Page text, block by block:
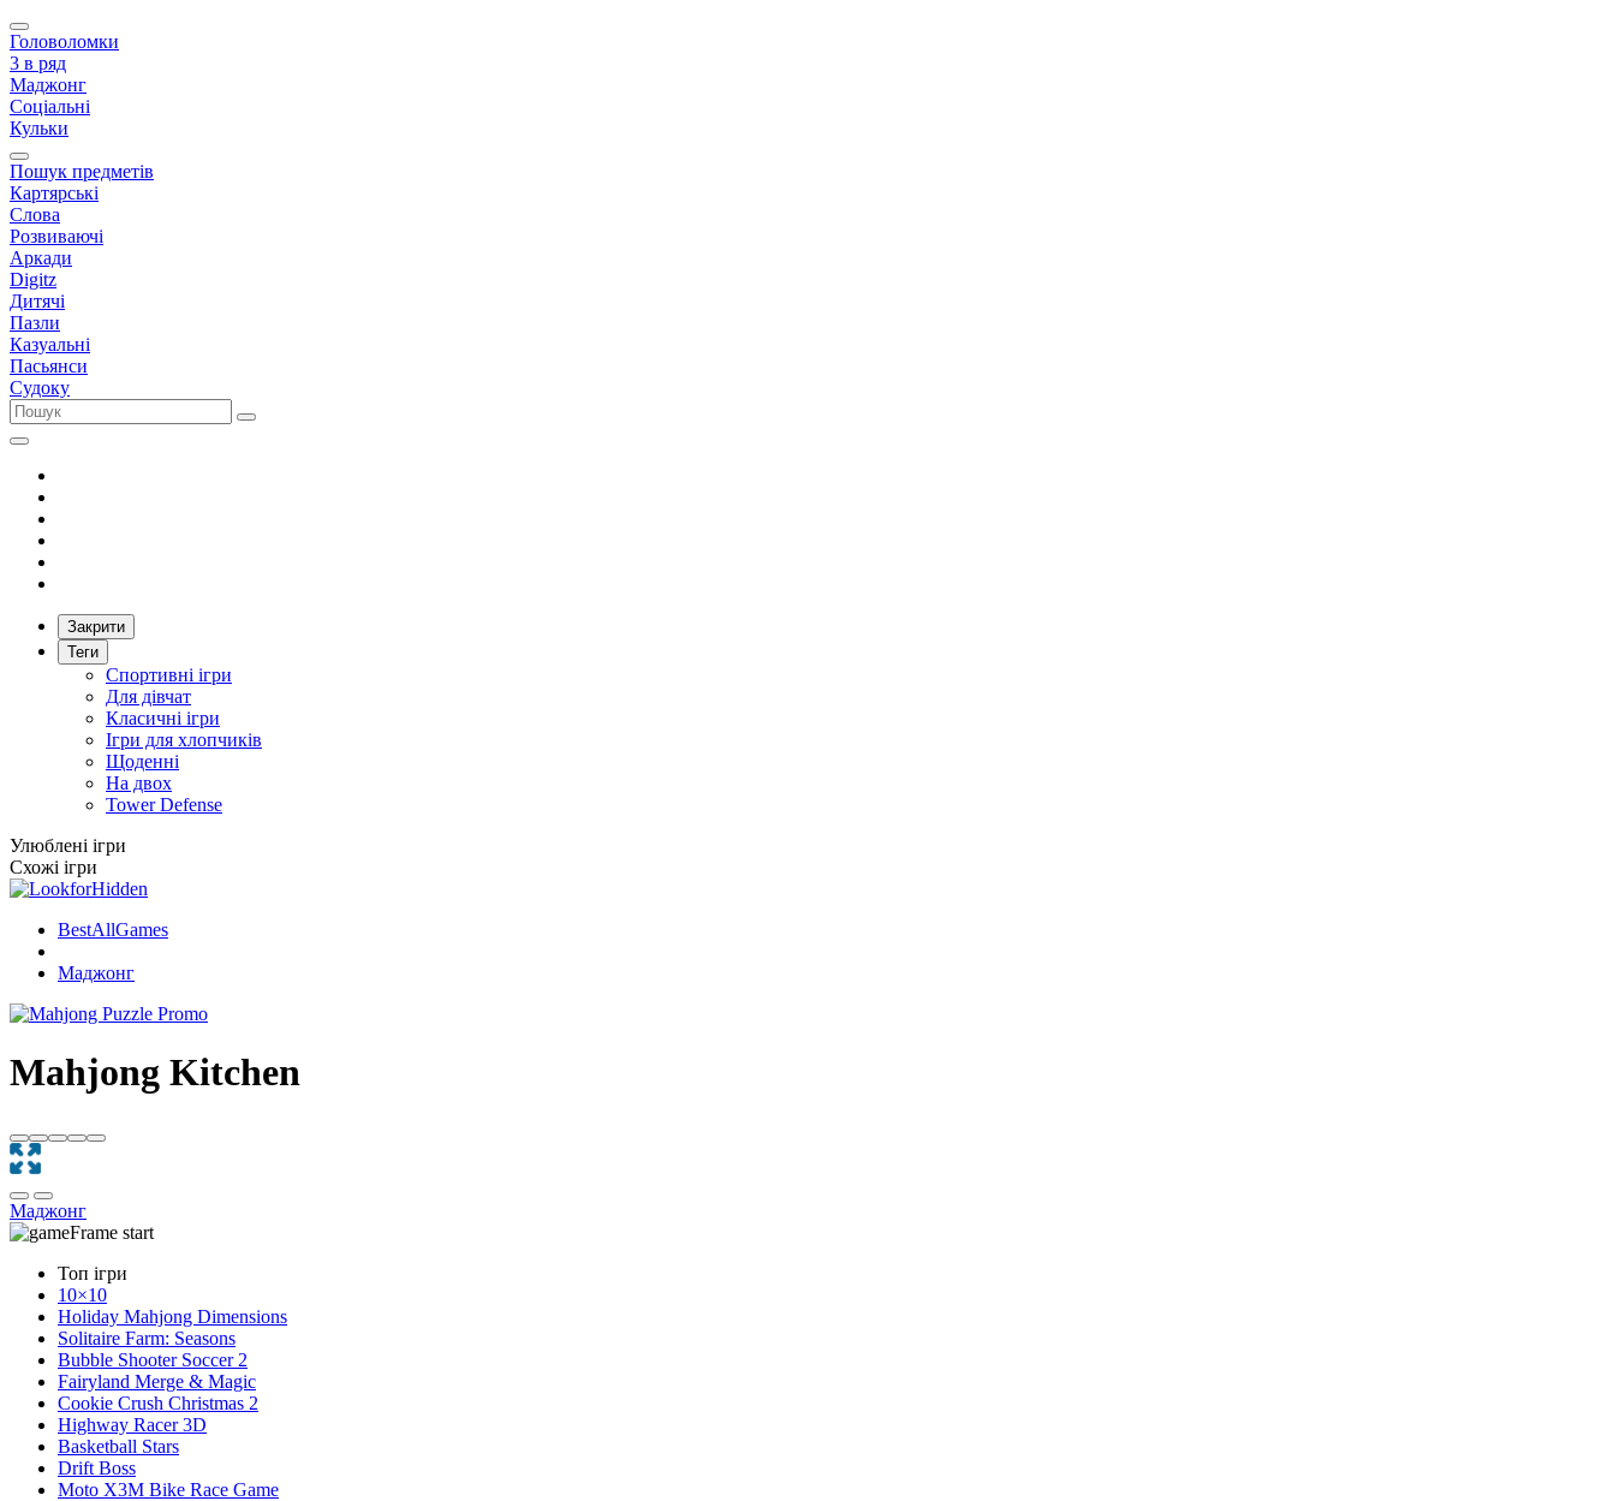
Головоломки
3 в ряд
Маджонг
Соціальні
Кульки
Пошук предметів
Картярські
Слова
Розвиваючі
Аркади
Digitz
Дитячі
Пазли
Казуальні
Пасьянси
Судоку
Закрити
Теги
Спортивні ігри
Для дівчат
Класичні ігри
Ігри для хлопчиків
Щоденні
На двох
Tower Defense
Улюблені ігри
Схожі ігри
BestAllGames
Маджонг
Mahjong Kitchen
Маджонг
Топ ігри
10×10
Holiday Mahjong Dimensions
Solitaire Farm: Seasons
Bubble Shooter Soccer 2
Fairyland Merge & Magic
Cookie Crush Christmas 2
Highway Racer 3D
Basketball Stars
Drift Boss
Moto X3M Bike Race Game